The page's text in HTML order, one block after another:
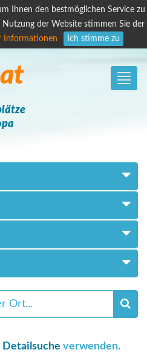
Ihnen den bestmöglichen Service zu
der Website stimmen Sie der
Informationen Ich stimme zu
Toggle
Detailsuche verwenden.